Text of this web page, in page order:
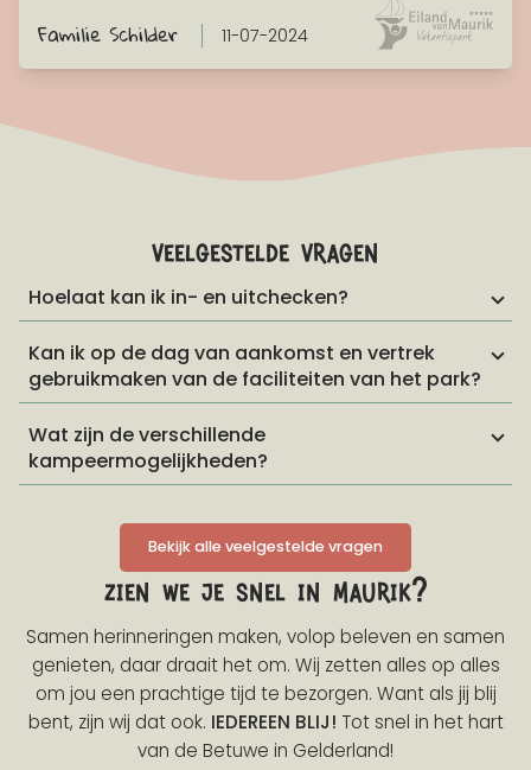
net geopend toen wij kwamen. Hier hebben de
kinderen zich uren vermaakt. Direct bij vertrek
alweer een aanvraag gedaan voor volgend jaar!
Familie Schilder 11-07-2024
zien we je snel in maurik?
Samen herinneringen maken, volop beleven en samen
genieten, daar draait het om. Wij zetten alles op alles
om jou een prachtige tijd te bezorgen. Want als jij blij
bent, zijn wij dat ook. IEDEREEN BLIJ! Tot snel in het hart
van de Betuwe in Gelderland!
veelgestelde vragen
Hoelaat kan ik in- en uitchecken?
Kan ik op de dag van aankomst en vertrek
gebruikmaken van de faciliteiten van het park?
Wat zijn de verschillende
kampeermogelijkheden?
Bekijk alle veelgestelde vragen